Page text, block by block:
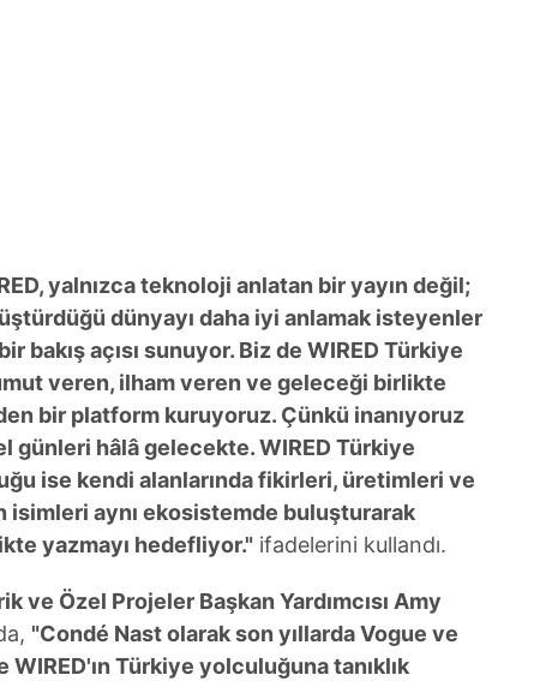
yalnızca teknoloji anlatan bir yayın değil;
dünyayı daha iyi anlamak isteyenler
bakış açısı sunuyor. Biz de WIRED Türkiye
veren, ilham veren ve geleceği birlikte
bir platform kuruyoruz. Çünkü inanıyoruz
günleri hâlâ gelecekte. WIRED Türkiye
ise kendi alanlarında fikirleri, üretimleri ve
isimleri aynı ekosistemde buluşturarak
yazmayı hedefliyor." ifadelerini kullandı.
ve Özel Projeler Başkan Yardımcısı Amy
"Condé Nast olarak son yıllarda Vogue ve
WIRED'ın Türkiye yolculuğuna tanıklık